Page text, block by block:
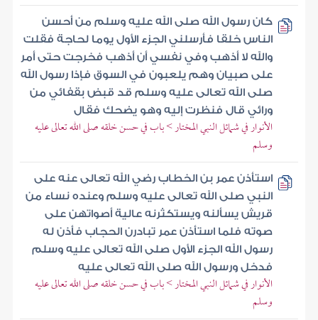
كان رسول الله صلى الله عليه وسلم من أحسن
الناس خلقا فأرسلني الجزء الأول يوما لحاجة فقلت
والله لا أذهب وفي نفسي أن أذهب فخرجت حتى أمر
على صبيان وهم يلعبون في السوق فإذا رسول الله
صلى الله تعالى عليه وسلم قد قبض بقفائي من
ورائي قال فنظرت إليه وهو يضحك فقال
الأنوار في شمائل النبي المختار > باب في حسن خلقه صلى الله تعالى عليه
وسلم
استأذن عمر بن الخطاب رضي الله تعالى عنه على
النبي صلى الله تعالى عليه وسلم وعنده نساء من
قريش يسألنه ويستكثرنه عالية أصواتهن على
صوته فلما استأذن عمر تبادرن الحجاب فأذن له
رسول الله الجزء الأول صلى الله تعالى عليه وسلم
فدخل ورسول الله صلى الله تعالى عليه
الأنوار في شمائل النبي المختار > باب في حسن خلقه صلى الله تعالى عليه
وسلم